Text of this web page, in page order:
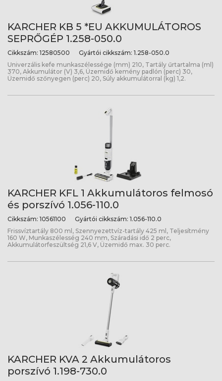
KARCHER KB 5 *EU AKKUMULÁTOROS
SEPRŐGÉP 1.258-050.0
Cikkszám: 12580500 Gyártói cikkszám: 1.258-050.0
Univerzális kefe munkaszélessége (mm) 210, Tartály űrtartalma (ml)
370, Akkumulátor (V) 3,6, Üzemidő kemény padlón (perc) 30,
Üzemidő szőnyegen (perc) 20, Súly akkumulátorral (kg) 1,2.
KARCHER KFL 1 Akkumulátoros felmosó
és porszívó 1.056-110.0
Cikkszám: 10561100 Gyártói cikkszám: 1.056-110.0
Frissvíztartály 800 ml, Szennyezettvíz-tartály 425 ml, Teljesítmény
160 W, Munkaszélesség 240 mm, Száradási idő 2 perc,
Akkumulátorfeszültség 21,6 V, Üzemidő max. 30 perc.
KARCHER KVA 2 Akkumulátoros
porszívó 1.198-730.0